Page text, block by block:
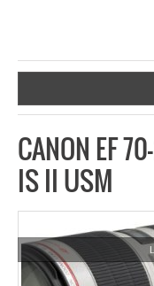
CANON EF
IS II USM